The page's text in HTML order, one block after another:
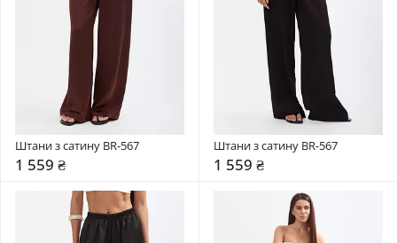
Штани з сатину BR-567
1 559 ₴
Штани з сатину BR-567
1 559 ₴